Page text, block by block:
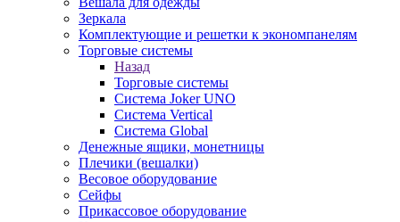
Зеркала
Комплектующие и решетки к экономпанелям
Торговые системы
Назад
Торговые системы
Система Joker UNO
Система Vertical
Система Global
Денежные ящики, монетницы
Плечики (вешалки)
Весовое оборудование
Сейфы
Прикассовое оборудование